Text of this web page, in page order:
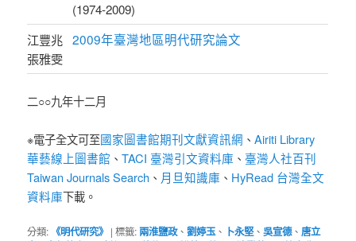
(1974-2009)
江豐兆
張雅雯
2009年臺灣地區明代研究論文
二○○九年十二月
※電子全文可至國家圖書館期刊文獻資訊網 、Airiti Library
華藝線上圖書館 、TACI 臺灣引文資料庫 、 臺灣人社百刊
Taiwan Journals Search 、 月旦知識庫 、 HyRead 台灣全文
資料庫下載。
分類: 《明代研究》 |標籤:兩淮鹽政、劉婷玉、 卜永堅、吳宣德、 唐立